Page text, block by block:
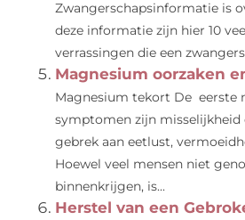
Zwangerschapsinformatie is
deze informatie zijn hier 10
verrassingen die een
Magnesium oorzaken
Magnesium tekort De eerste
symptomen zijn misselijkheid
gebrek aan eetlust,
Hoewel veel mensen niet
binnenkrijgen, is...
Herstel van een